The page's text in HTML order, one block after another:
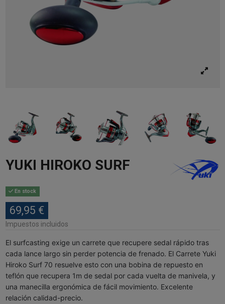
YUKI HIROKO SURF
En stock
69,95 €
Impuestos incluidos
El surfcasting exige un carrete que recupere sedal rápido tras
cada lance largo sin perder potencia de frenado. El Carrete Yuki
Hiroko Surf 70 resuelve esto con una bobina de repuesto en
teflón que recupera 1m de sedal por cada vuelta de manivela, y
una manecilla ergonómica de fácil movimiento. Excelente
relación calidad-precio.